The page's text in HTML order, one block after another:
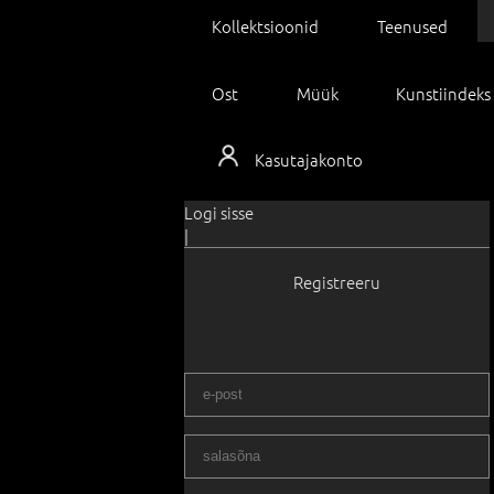
Kollektsioonid Teenused
Ost Müük Kunstiindeks
Kasutajakonto
Logi sisse
|
Registreeru